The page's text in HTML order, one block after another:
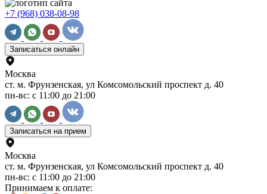
+7 (968) 038-08-98
Записаться онлайн
Москва
ст. м. Фрунзенская, ул Комсомольский проспект д. 40
пн-вс: с 11:00 до 21:00
Записаться на прием
Москва
ст. м. Фрунзенская, ул Комсомольский проспект д. 40
пн-вс: с 11:00 до 21:00
Принимаем к оплате: